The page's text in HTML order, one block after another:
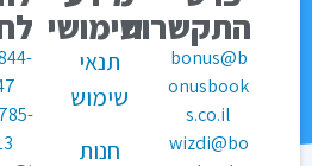
התקשרות
bonus@b
onusbook
s.co.il
wizdi@bo
שימושי
תנאי
שימוש
חנות